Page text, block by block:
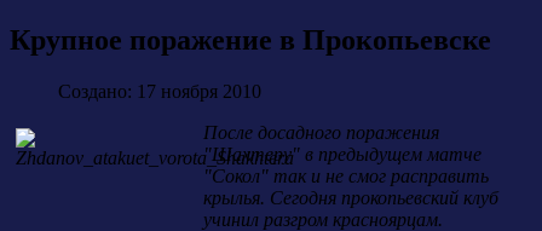
Крупное поражение в Прокопьевске
Создано: 17 ноября 2010
После досадного поражения
"Шахтеру" в предыдущем матче
"Сокол" так и не смог расправить
крылья. Сегодня прокопьевский клуб
учинил разгром красноярцам.